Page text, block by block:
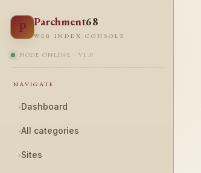
P Parchment68
WEB INDEX CONSOLE
NODE ONLINE · V1.0
NAVIGATE
›Dashboard
›All categories
›Sites